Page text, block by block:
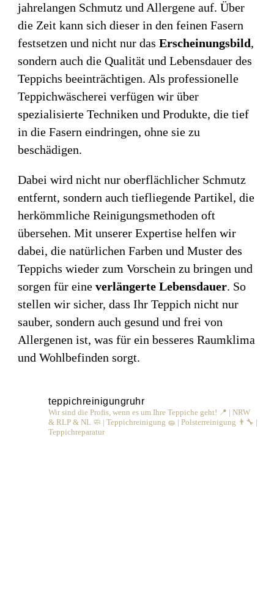
jahrelangen Schmutz und Allergene auf. Über
die Zeit kann sich dieser in den feinen Fasern
festsetzen und nicht nur das Erscheinungsbild,
sondern auch die Qualität und Lebensdauer des
Teppichs beeinträchtigen. Als professionelle
Teppichwäscherei verfügen wir über
spezialisierte Techniken und Produkte, die tief
in die Fasern eindringen, ohne sie zu
beschädigen.
Dabei wird nicht nur oberflächlicher Schmutz
entfernt, sondern auch tiefliegende Partikel, die
herkömmliche Reinigungsmethoden oft
übersehen. Mit unserer Expertise helfen wir
dabei, die natürlichen Farben und Muster des
Teppichs wieder zum Vorschein zu bringen und
sorgen für eine verlängerte Lebensdauer. So
stellen wir sicher, dass Ihr Teppich nicht nur
sauber, sondern auch gesund und frei von
Allergenen ist, was für ein besseres Raumklima
und Wohlbefinden sorgt.
teppichreinigungruhr
Wir sind die Profis, wenn es um Ihre Teppiche geht! 📍 | NRW
& RLP & NL 🧼 | Teppichreinigung 🧽 | Polsterreinigung 👨‍🔧 |
Teppichreparatur